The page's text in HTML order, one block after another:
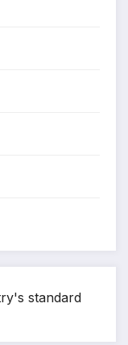
standard